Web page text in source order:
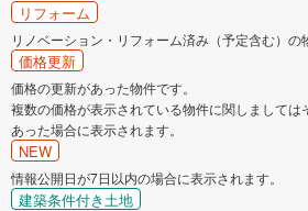
リフォーム
リノベーション・リフォーム済み（予定含む）の
価格更新
価格の更新があった物件です。
複数の価格が表示されている物件に関しまして
あった場合に表示されます。
NEW
情報公開日が7日以内の場合に表示されます。
建築条件付き土地